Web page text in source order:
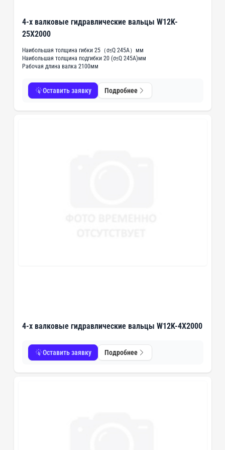
4-х валковые гидравлические вальцы W12K-
25X2000
Наибольшая толщина гибки 25（σ≤Q 245A）мм
Наибольшая толщина подгибки 20 (σ≤Q 245A)мм
Рабочая длина валка 2100мм
Оставить заявку Подробнее
4-х валковые гидравлические вальцы W12K-4X2000
Оставить заявку Подробнее